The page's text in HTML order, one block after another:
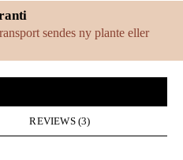
sendes ny plante eller
REVIEWS (3)